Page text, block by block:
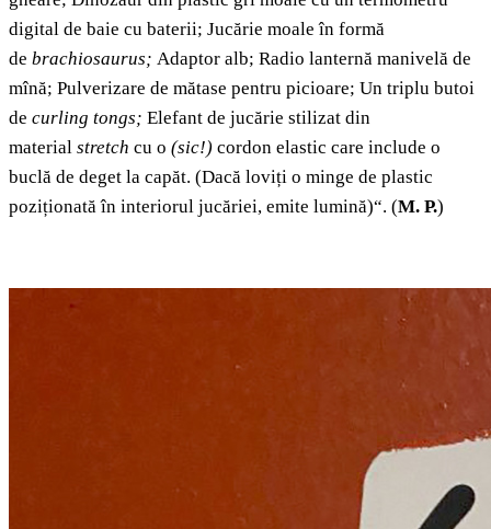
digital de baie cu baterii; Jucărie moale în formă
de brachiosaurus; Adaptor alb; Radio lanternă manivelă de
mînă; Pulverizare de mătase pentru picioare; Un triplu butoi
de curling tongs; Elefant de jucărie stilizat din
material stretch cu o (sic!) cordon elastic care include o
buclă de deget la capăt. (Dacă loviți o minge de plastic
poziționată în interiorul jucăriei, emite lumină)“. (M. P.)